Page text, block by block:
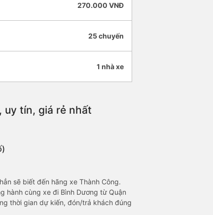
270.000 VNĐ
25 chuyến
1 nhà xe
uy tín, giá rẻ nhất
sẽ biết đến hãng xe Thành Công.
hành cùng xe đi Bình Dương từ Quận
thời gian dự kiến, đón/trả khách đúng